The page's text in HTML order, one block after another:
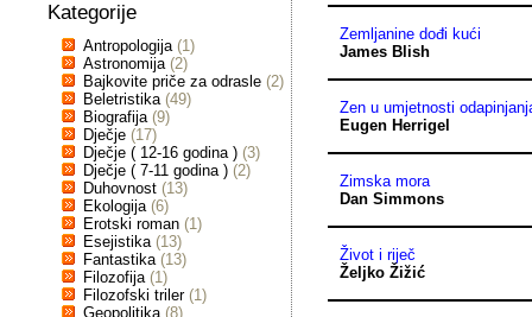
Kategorije
Antropologija (1)
Astronomija (2)
Bajkovite priče za odrasle (2)
Beletristika (49)
Biografija (9)
Dječje (17)
Dječje ( 12-16 godina ) (3)
Dječje ( 7-11 godina ) (2)
Duhovnost (13)
Ekologija (6)
Erotski roman (1)
Esejistika (13)
Fantastika (13)
Filozofija (1)
Filozofski triler (1)
Geopolitika (8)
Zemljanine dođi kući
James Blish
Zen u umjetnosti
Eugen Herrigel
Zimska mora
Dan Simmons
Život i riječ
Željko Žižić